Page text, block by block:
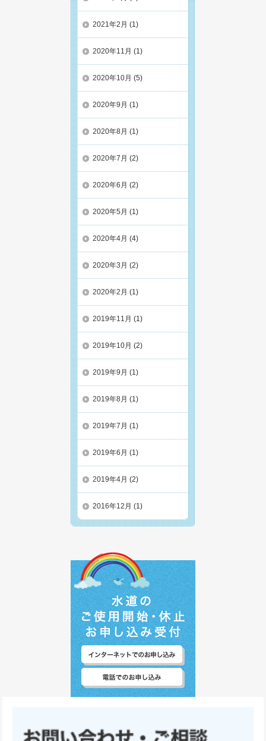
2021年2月 (1)
2020年11月 (1)
2020年10月 (5)
2020年9月 (1)
2020年8月 (1)
2020年7月 (2)
2020年6月 (2)
2020年5月 (1)
2020年4月 (4)
2020年3月 (2)
2020年2月 (1)
2019年11月 (1)
2019年10月 (2)
2019年9月 (1)
2019年8月 (1)
2019年7月 (1)
2019年6月 (1)
2019年4月 (2)
2016年12月 (1)